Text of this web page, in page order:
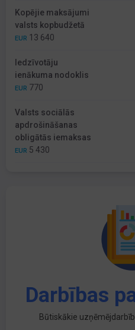
Kopējie maksājumi
valsts kopbudžetā
EUR 13 640
Iedzīvotāju
ienākuma nodoklis
EUR 770
Valsts sociālās
apdrošināšanas
obligātās iemaksas
EUR 5 430
Darbības
Būtiskākie